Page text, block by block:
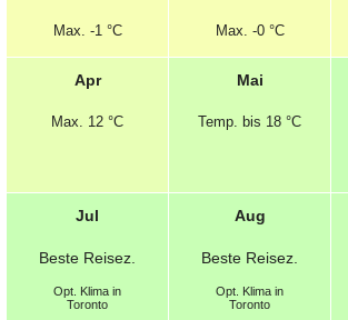
Max. -1 °C Max. -0 °C
Apr
Max. 12 °C
Mai
Temp. bis 18 °C
Jul
Beste Reisez.
Opt. Klima in
Toronto
Aug
Beste Reisez.
Opt. Klima in
Toronto